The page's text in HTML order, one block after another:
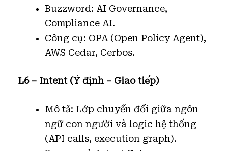
Buzzword: AI Governance,
Compliance AI.
Công cụ: OPA (Open Policy Agent),
AWS Cedar, Cerbos.
L6 – Intent (Ý định – Giao tiếp)
Mô tả: Lớp chuyển đổi giữa ngôn
ngữ con người và logic hệ thống
(API calls, execution graph).